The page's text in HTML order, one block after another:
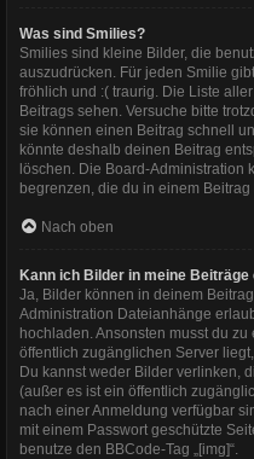
Was sind Smilies?
Smilies sind kleine Bilder, die
auszudrücken. Für jeden Smilie
fröhlich und :( traurig. Die Liste
Beitrags sehen. Versuche bitte
sie können einen Beitrag schnell
könnte deshalb deinen Beitrag
löschen. Die Board-Administration
begrenzen, die du in einem Beitrag
Nach oben
Kann ich Bilder in meine Beiträge
Ja, Bilder können in deinem
Administration Dateianhänge
hochladen. Ansonsten musst du
öffentlich zugänglichen Server
Du kannst weder Bilder verlinken,
(außer es ist ein öffentlich
nach einer Anmeldung verfügbar
mit einem Passwort geschützte
benutze den BBCode-Tag „[img]“.